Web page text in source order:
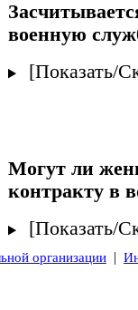
военную
[Показать/
Могут ли
контракту в
[Показать/
организации |